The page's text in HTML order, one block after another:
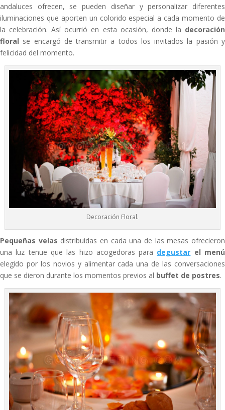
andaluces ofrecen, se pueden diseñar y personalizar diferentes
iluminaciones que aporten un colorido especial a cada momento de
la celebración. Así ocurrió en esta ocasión, donde la decoración
floral se encargó de transmitir a todos los invitados la pasión y
felicidad del momento.
Decoración Floral.
Pequeñas velas distribuidas en cada una de las mesas ofrecieron
una luz tenue que las hizo acogedoras para degustar el menú
elegido por los novios y alimentar cada una de las conversaciones
que se dieron durante los momentos previos al buffet de postres.